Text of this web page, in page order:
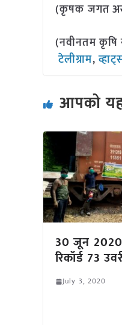
(कृषक जगत
(नवीनतम
टेलीग्राम,
आपको
30 जून
रिकॉर्ड 73
July 3, 2020